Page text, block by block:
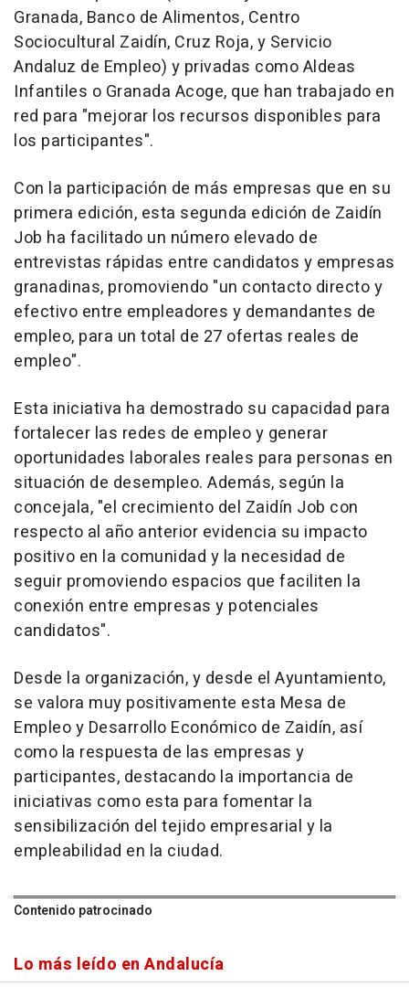
Granada, Banco de Alimentos, Centro
Sociocultural Zaidín, Cruz Roja, y Servicio
Andaluz de Empleo) y privadas como Aldeas
Infantiles o Granada Acoge, que han trabajado en
red para "mejorar los recursos disponibles para
los participantes".
Con la participación de más empresas que en su
primera edición, esta segunda edición de Zaidín
Job ha facilitado un número elevado de
entrevistas rápidas entre candidatos y empresas
granadinas, promoviendo "un contacto directo y
efectivo entre empleadores y demandantes de
empleo, para un total de 27 ofertas reales de
empleo".
Esta iniciativa ha demostrado su capacidad para
fortalecer las redes de empleo y generar
oportunidades laborales reales para personas en
situación de desempleo. Además, según la
concejala, "el crecimiento del Zaidín Job con
respecto al año anterior evidencia su impacto
positivo en la comunidad y la necesidad de
seguir promoviendo espacios que faciliten la
conexión entre empresas y potenciales
candidatos".
Desde la organización, y desde el Ayuntamiento,
se valora muy positivamente esta Mesa de
Empleo y Desarrollo Económico de Zaidín, así
como la respuesta de las empresas y
participantes, destacando la importancia de
iniciativas como esta para fomentar la
sensibilización del tejido empresarial y la
empleabilidad en la ciudad.
Contenido patrocinado
Lo más leído en Andalucía